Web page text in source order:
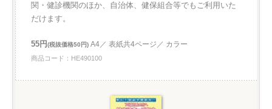
関・健診機関のほか、自治体、健保組合等でもご利用いた
だけます。
55円(税抜価格50円) A4／ 表紙共4ページ／ カラー
商品コード：HE490100